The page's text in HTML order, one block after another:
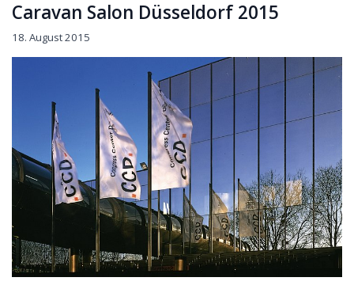
Caravan Salon Düsseldorf 2015
18. August 2015